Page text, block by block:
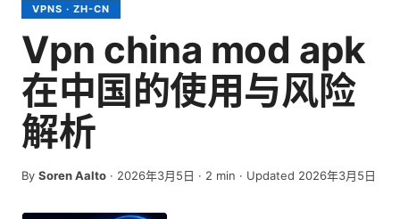
VPNS · ZH-CN
Vpn china mod apk
在中国的使用与风险
解析
By Soren Aalto · 2026年3月5日 · 2 min · Updated 2026年3月5日